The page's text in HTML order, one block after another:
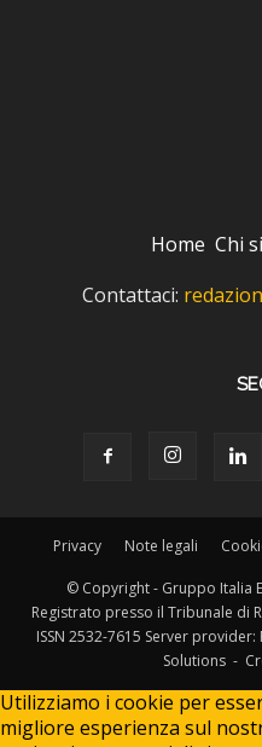
Home Chi
Contattaci:
Privacy Note legali
© Copyright - Gruppo Italia
Registrato presso il Tribunale di
ISSN 2532-7615 Server
Solutions -
Utilizziamo i cookie per
migliore esperienza sul